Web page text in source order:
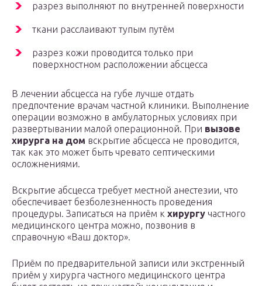
разрез выполняют по внутренней поверхности
ткани расслаивают тупым путём
разрез кожи проводится только при
поверхностном расположении абсцесса
В лечении абсцесса на губе лучше отдать
предпочтение врачам частной клиники. Выполнение
операции возможно в амбулаторных условиях при
развертывании малой операционной. При вызове
хирурга на дом вскрытие абсцесса не проводится,
так как это может быть чревато септическими
осложнениями.
Вскрытие абсцесса требует местной анестезии, что
обеспечивает безболезненность проведения
процедуры. Записаться на приём к хирургу частного
медицинского центра можно, позвонив в
справочную «Ваш доктор».
Приём по предварительной записи или экстренный
приём у хирурга частного медицинского центра